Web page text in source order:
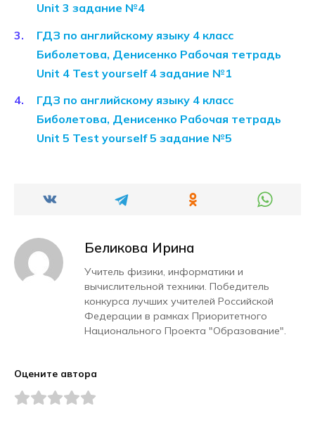
Unit 3 задание №4
ГДЗ по английскому языку 4 класс
Биболетова, Денисенко Рабочая тетрадь
Unit 4 Test yourself 4 задание №1
ГДЗ по английскому языку 4 класс
Биболетова, Денисенко Рабочая тетрадь
Unit 5 Test yourself 5 задание №5
Беликова Ирина
Учитель физики, информатики и
вычислительной техники. Победитель
конкурса лучших учителей Российской
Федерации в рамках Приоритетного
Национального Проекта "Образование".
Оцените автора